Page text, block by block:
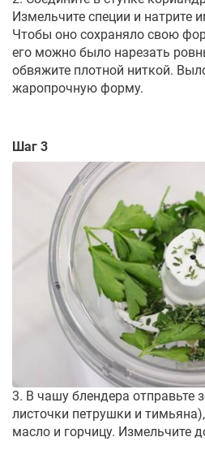
Измельчите специи и натрите
Чтобы оно сохраняло свою
его можно было нарезать
обвяжите плотной ниткой.
жаропрочную форму.
Шаг 3
3. В чашу блендера отправьте
листочки петрушки и
масло и горчицу. Измельчите